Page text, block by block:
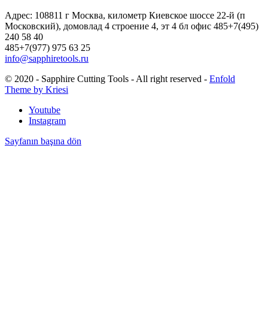
Адрес: 108811 г Москва, километр Киевское шоссе 22-й (п
Московский), домовлад 4 строение 4, эт 4 бл офис 485+7(495)
240 58 40
485+7(977) 975 63 25
info@sapphiretools.ru
© 2020 - Sapphire Cutting Tools - All right reserved - Enfold
Theme by Kriesi
Youtube
Instagram
Sayfanın başına dön